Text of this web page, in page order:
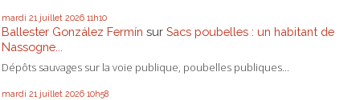
mardi 21 juillet 2026 11h10
Ballester González Fermín sur Sacs poubelles : un habitant de
Nassogne...
Dépôts sauvages sur la voie publique, poubelles publiques...
mardi 21 juillet 2026 10h58